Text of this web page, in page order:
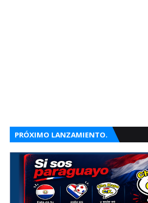
PRÓXIMO LANZAMIENTO.